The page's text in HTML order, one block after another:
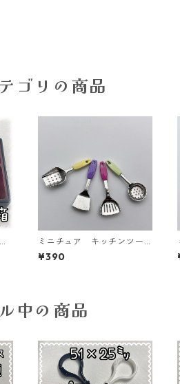
ゴリの商品
ミニチュア キッチンツー
ル 4個入り【MNT-sa-11】
¥390
中の商品